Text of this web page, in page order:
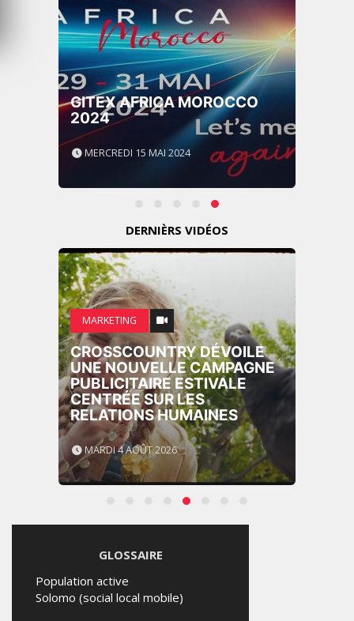
GITEX AFRICA MOROCCO
2024
MERCREDI 15 MAI 2024
DERNIÈRS VIDÉOS
MARKETING
CROSSCOUNTRY DÉVOILE
UNE NOUVELLE CAMPAGNE
PUBLICITAIRE ESTIVALE
CENTRÉE SUR LES
RELATIONS HUMAINES
MARDI 4 AOÛT 2026
GLOSSAIRE
Population active
Solomo (social local mobile)